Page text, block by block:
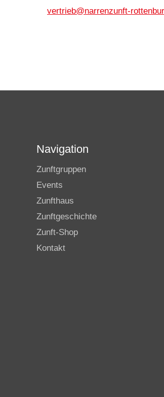
v rtr b n rr nz nft-r tt nb
Navigation
Zunftgruppen
Events
Zunfthaus
Zunftgeschichte
Zunft-Shop
Kontakt